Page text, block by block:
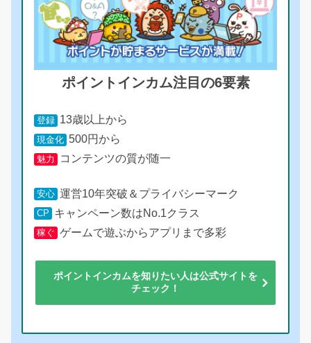
ポイントインカム注目の6要素
登録 13歳以上から
現金化 500円から
魅力 コンテンツの質が随一
安心 運営10年突破＆プライバシーマーク
CP キャンペーン数はNo.1クラス
稼ぐ ゲームで遊ぶからアプリまで多彩
ポイントインカムを知りたい人は公式サイトを
チェック！